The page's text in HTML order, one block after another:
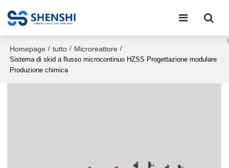
Homepage / tutto / Microreattore /
Sistema di skid a flusso microcontinuo HZSS Progettazione modulare
Produzione chimica